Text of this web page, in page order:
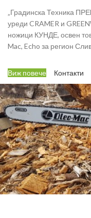
„Градинска Техника
уреди CRAMER и
ножици КУНДЕ, освен
Mac, Echo за регион
Виж повече Контакти